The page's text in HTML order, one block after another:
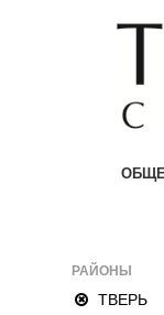
РАЙОНЫ
ТВЕРЬ